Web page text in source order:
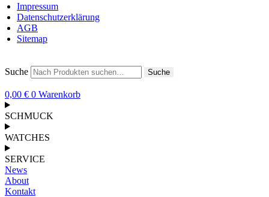
Impressum
Datenschutzerklärung
AGB
Sitemap
Suche Suche
0,00 € 0 Warenkorb
SCHMUCK
WATCHES
SERVICE
News
About
Kontakt